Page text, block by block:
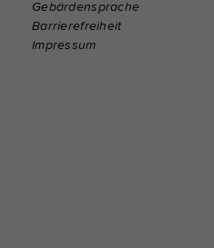
Gebärdensprache
Barrierefreiheit
Impressum